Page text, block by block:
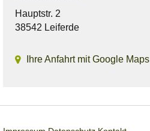
Hauptstr. 2
38542 Leiferde
Ihre Anfahrt mit Google Maps